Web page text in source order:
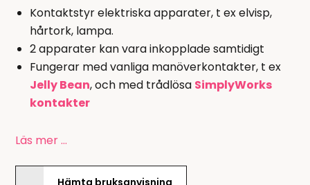
Kontaktstyr elektriska apparater, t ex elvisp,
hårtork, lampa.
2 apparater kan vara inkopplade samtidigt
Fungerar med vanliga manöverkontakter, t ex
Jelly Bean, och med trådlösa SimplyWorks
kontakter
Läs mer …
Hämta bruksanvisning